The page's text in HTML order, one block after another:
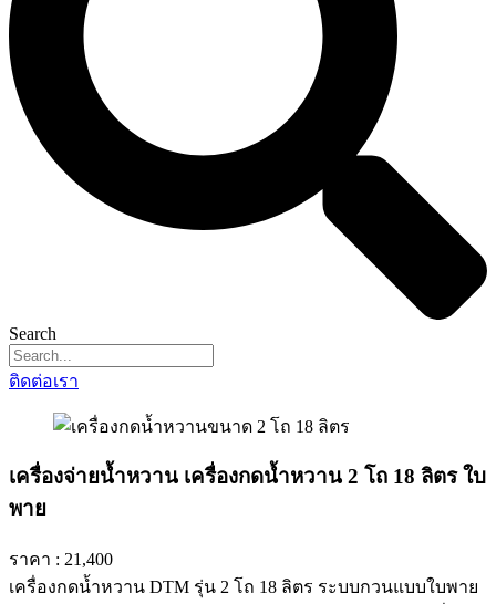
Search
ติดต่อเรา
เครื่องจ่ายน้ำหวาน เครื่องกดน้ำหวาน 2 โถ 18 ลิตร ใบ
พาย
ราคา : 21,400
เครื่องกดน้ำหวาน DTM รุ่น 2 โถ 18 ลิตร ระบบกวนแบบใบพาย